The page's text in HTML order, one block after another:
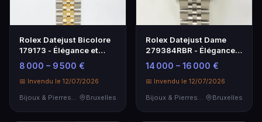
Rolex Datejust Bicolore
179173 - Élégance et
Précision
8 000 – 9 500 €
📅 Invendu le 12/07/2026
Bruxelles
Rolex Datejust Dame
279384RBR - Élégance
et Précision
14 000 – 16 000 €
📅 Invendu le 12/07/2026
Bruxelles